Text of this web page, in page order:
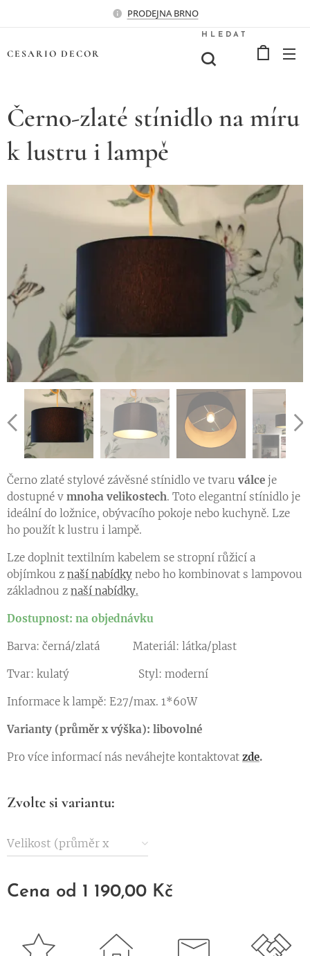
PRODEJNA BRNO
CESARIO DECOR
HLEDAT
Černo-zlaté stínidlo na míru
k lustru i lampě
Černo zlaté stylové závěsné stínidlo ve tvaru válce je
dostupné v mnoha velikostech. Toto elegantní stínidlo je
ideální do ložnice, obývacího pokoje nebo kuchyně. Lze
ho použít k lustru i lampě.
Lze doplnit textilním kabelem se stropní růžicí a
objímkou z naší nabídky nebo ho kombinovat s lampovou
základnou z naší nabídky.
Dostupnost: na objednávku
Barva: černá/zlatá Materiál: látka/plast
Tvar: kulatý Styl: moderní
Informace k lampě: E27/max. 1*60W
Varianty (průměr x výška): libovolné
Pro více informací nás neváhejte kontaktovat zde.
Zvolte si variantu:
Velikost (průměr x
Cena od 1 190,00 Kč